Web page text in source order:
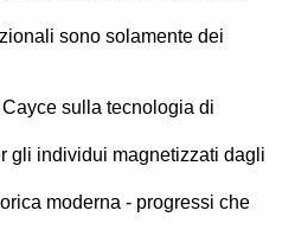
sono solamente dei
sulla tecnologia di
gli individui magnetizzati dagli
moderna - progressi che